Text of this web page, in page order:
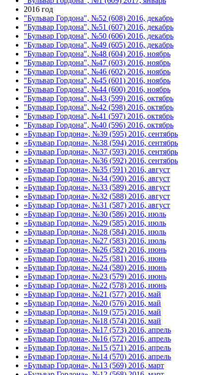
2016 год
"Бульвар Гордона", №52 (608) 2016, декабрь
"Бульвар Гордона", №51 (607) 2016, декабрь
"Бульвар Гордона", №50 (606) 2016, декабрь
"Бульвар Гордона", №49 (605) 2016, декабрь
"Бульвар Гордона", №48 (604) 2016, ноябрь
"Бульвар Гордона", №47 (603) 2016, ноябрь
"Бульвар Гордона", №46 (602) 2016, ноябрь
"Бульвар Гордона", №45 (601) 2016, ноябрь
"Бульвар Гордона", №44 (600) 2016, ноябрь
"Бульвар Гордона", №43 (599) 2016, октябрь
"Бульвар Гордона", №42 (598) 2016, октябрь
"Бульвар Гордона", №41 (597) 2016, октябрь
"Бульвар Гордона", №40 (596) 2016, октябрь
«Бульвар Гордона», №39 (595) 2016, сентябрь
«Бульвар Гордона», №38 (594) 2016, сентябрь
«Бульвар Гордона», №37 (593) 2016, сентябрь
«Бульвар Гордона», №36 (592) 2016, сентябрь
«Бульвар Гордона», №35 (591) 2016, август
«Бульвар Гордона», №34 (590) 2016, август
«Бульвар Гордона», №33 (589) 2016, август
«Бульвар Гордона», №32 (588) 2016, август
«Бульвар Гордона», №31 (587) 2016, август
«Бульвар Гордона», №30 (586) 2016, июль
«Бульвар Гордона», №29 (585) 2016, июль
«Бульвар Гордона», №28 (584) 2016, июль
«Бульвар Гордона», №27 (583) 2016, июль
«Бульвар Гордона», №26 (582) 2016, июнь
«Бульвар Гордона», №25 (581) 2016, июнь
«Бульвар Гордона», №24 (580) 2016, июнь
«Бульвар Гордона», №23 (579) 2016, июнь
«Бульвар Гордона», №22 (578) 2016, июнь
«Бульвар Гордона», №21 (577) 2016, май
«Бульвар Гордона», №20 (576) 2016, май
«Бульвар Гордона», №19 (575) 2016, май
«Бульвар Гордона», №18 (574) 2016, май
«Бульвар Гордона», №17 (573) 2016, апрель
«Бульвар Гордона», №16 (572) 2016, апрель
«Бульвар Гордона», №15 (571) 2016, апрель
«Бульвар Гордона», №14 (570) 2016, апрель
«Бульвар Гордона», №13 (569) 2016, март